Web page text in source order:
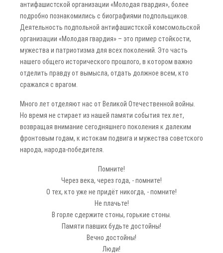
антифашистской организации «Молодая гвардия», более
подробно познакомились с биографиями подпольщиков.
Деятельность подпольной антифашистской комсомольской
организации «Молодая гвардия» – это пример стойкости,
мужества и патриотизма для всех поколений. Это часть
нашего общего исторического прошлого, в котором важно
отделить правду от вымысла, отдать должное всем, кто
сражался с врагом.
Много лет отделяют нас от Великой Отечественной войны.
Но время не стирает из нашей памяти события тех лет,
возвращая внимание сегодняшнего поколения к далеким
фронтовым годам, к истокам подвига и мужества советского
народа, народа-победителя.
Помните!
Через века, через года, - помните!
О тех, кто уже не придёт никогда, - помните!
Не плачьте!
В горле сдержите стоны, горькие стоны.
Памяти павших будьте достойны!
Вечно достойны!
Люди!